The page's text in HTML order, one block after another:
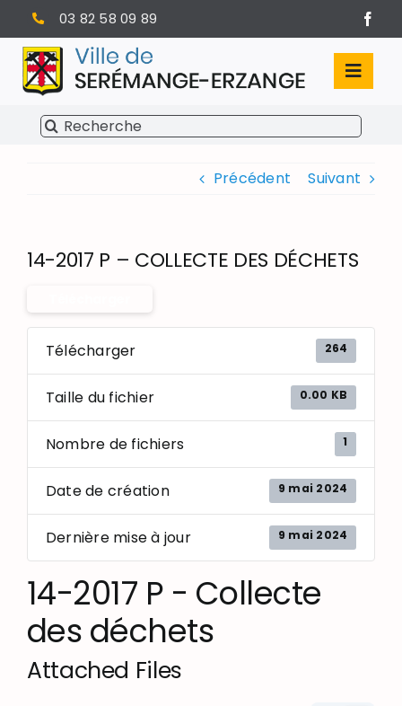
Passer
au
contenu
03 82 58 09 89
SÉRÉMANGE-ERZANGE
Rechercher:
Précédent Suivant
14-2017 P – COLLECTE DES DÉCHETS
Télécharger 264
Taille du fichier 0.00 KB
Nombre de fichiers 1
Date de création 9 mai 2024
Dernière mise à jour 9 mai 2024
14-2017 P - Collecte
des déchets
Attached Files